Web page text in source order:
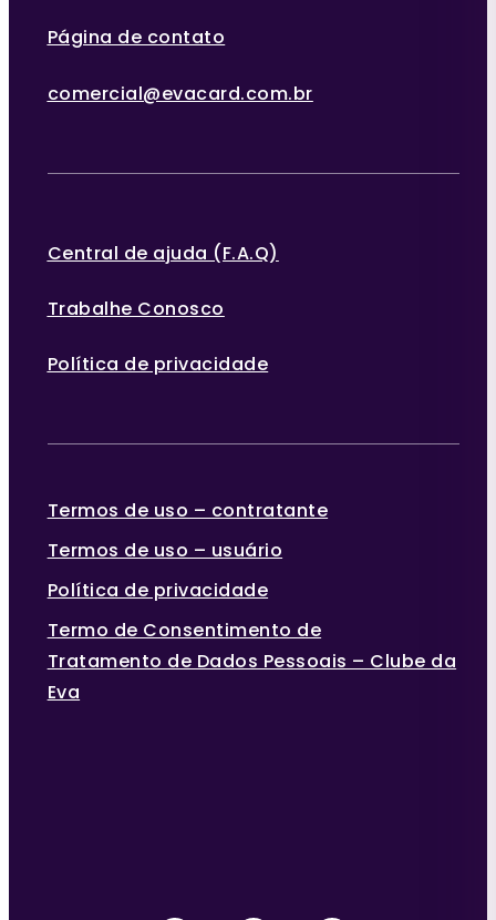
Página de contato
comercial@evacard.com.br
Central de ajuda (F.A.Q)
Trabalhe Conosco
Política de privacidade
Termos de uso – contratante
Termos de uso – usuário
Política de privacidade
Termo de Consentimento de
Tratamento de Dados Pessoais – Clube da
Eva